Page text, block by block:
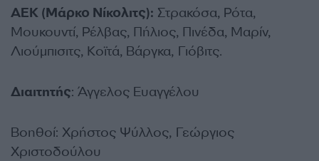
ΑΕΚ (Μάρκο Νίκολιτς): Στρακόσα, Ρότα,
Μουκουντί, Ρέλβας, Πήλιος, Πινέδα, Μαρίν,
Λιούμπισιτς, Κοϊτά, Βάργκα, Γιόβιτς.
Διαιτητής: Άγγελος Ευαγγέλου
Βοηθοί: Χρήστος Ψύλλος, Γεώργιος
Χριστοδούλου